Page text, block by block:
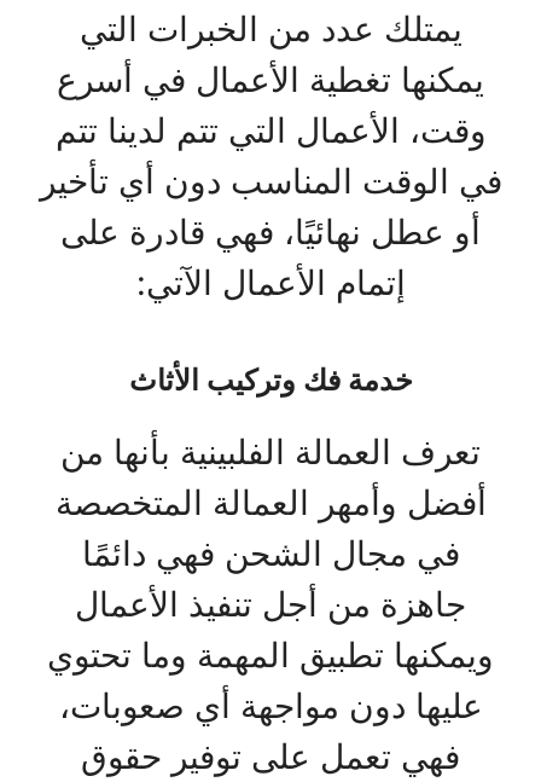
يمتلك عدد من الخبرات التي
يمكنها تغطية الأعمال في أسرع
وقت، الأعمال التي تتم لدينا تتم
في الوقت المناسب دون أي تأخير
أو عطل نهائيًا، فهي قادرة على
إتمام الأعمال الآتي:
خدمة فك وتركيب الأثاث
تعرف العمالة الفلبينية بأنها من
أفضل وأمهر العمالة المتخصصة
في مجال الشحن فهي دائمًا
جاهزة من أجل تنفيذ الأعمال
ويمكنها تطبيق المهمة وما تحتوي
عليها دون مواجهة أي صعوبات،
فهي تعمل على توفير حقوق